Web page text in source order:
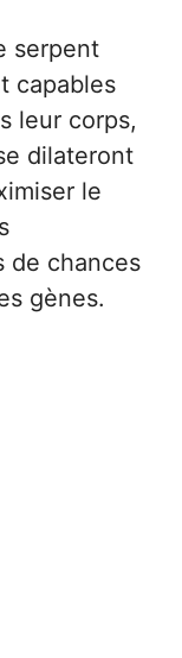
serpent
capables
leur corps,
dilateront
le
de chances
gènes.